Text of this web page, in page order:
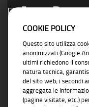
Area
Vicino ad ogni
soluzioni
COOKIE POLICY
Questo sito utilizza
anonimizzati (Google
ultimi richiedono il
natura tecnica,
del sito web; i secondi
aggregata le
(pagine visitate, etc.)